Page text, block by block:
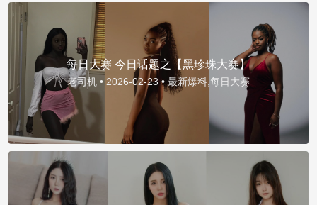
每日大赛 今日话题之【黑珍珠大赛】
老司机 • 2026-02-23 •最新爆料,每日大赛